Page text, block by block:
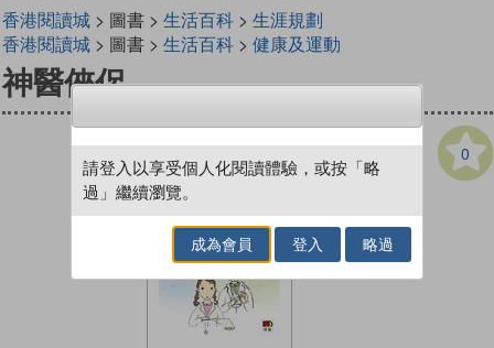
香港閱讀城> 圖書 > 生活百科> 生涯規劃
香港閱讀城> 圖書 > 生活百科> 健康及運動
神醫俠侶
0
請登入以享受個人化閱讀體驗，或按「略
過」繼續瀏覽。
成為會員 登入 略過